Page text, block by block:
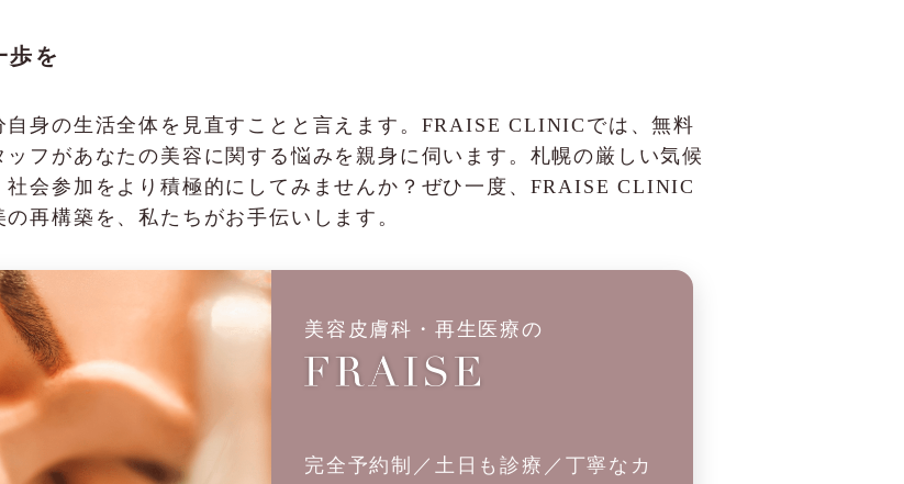
歩を
自身の生活全体を見直すことと言えます。FRAISE CLINICでは、無料
フがあなたの美容に関する悩みを親身に伺います。札幌の厳しい気候
会参加をより積極的にしてみませんか？ぜひ一度、FRAISE CLINIC
再構築を、私たちがお手伝いします。
美容皮膚科・再生医療の
完全予約制／土日も診療／丁寧なカ